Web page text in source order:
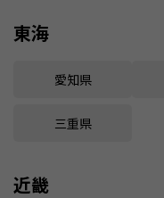
東海
愛知県
三重県
近畿